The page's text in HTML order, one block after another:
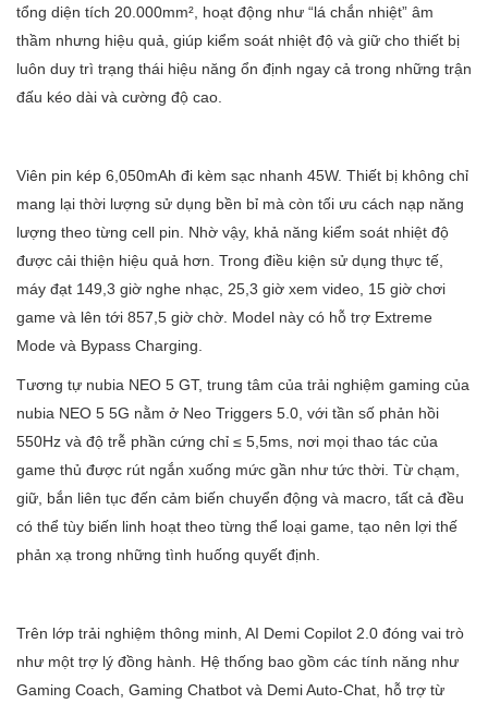
tổng diện tích 20.000mm², hoạt động như “lá chắn nhiệt” âm
thầm nhưng hiệu quả, giúp kiểm soát nhiệt độ và giữ cho thiết bị
luôn duy trì trạng thái hiệu năng ổn định ngay cả trong những trận
đấu kéo dài và cường độ cao.
Viên pin kép 6,050mAh đi kèm sạc nhanh 45W. Thiết bị không chỉ
mang lại thời lượng sử dụng bền bỉ mà còn tối ưu cách nạp năng
lượng theo từng cell pin. Nhờ vậy, khả năng kiểm soát nhiệt độ
được cải thiện hiệu quả hơn. Trong điều kiện sử dụng thực tế,
máy đạt 149,3 giờ nghe nhạc, 25,3 giờ xem video, 15 giờ chơi
game và lên tới 857,5 giờ chờ. Model này có hỗ trợ Extreme
Mode và Bypass Charging.
Tương tự nubia NEO 5 GT, trung tâm của trải nghiệm gaming của
nubia NEO 5 5G nằm ở Neo Triggers 5.0, với tần số phản hồi
550Hz và độ trễ phần cứng chỉ ≤ 5,5ms, nơi mọi thao tác của
game thủ được rút ngắn xuống mức gần như tức thời. Từ chạm,
giữ, bắn liên tục đến cảm biến chuyển động và macro, tất cả đều
có thể tùy biến linh hoạt theo từng thể loại game, tạo nên lợi thế
phản xạ trong những tình huống quyết định.
Trên lớp trải nghiệm thông minh, AI Demi Copilot 2.0 đóng vai trò
như một trợ lý đồng hành. Hệ thống bao gồm các tính năng như
Gaming Coach, Gaming Chatbot và Demi Auto-Chat, hỗ trợ từ